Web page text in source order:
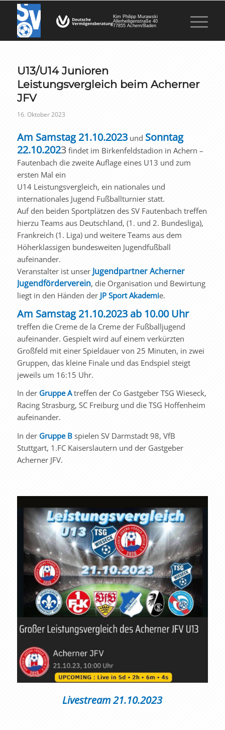
Kim Philipp Murawski
Allerheiligenstraße 40
77855 Achern/Baden
U13/U14 Junioren
Leistungsvergleich beim Acherner
JFV
16. Oktober 2023
Am Samstag 21.10.2023und Sonntag
22.10.2023findet im Birkenfeldstadion in Achern –
Fautenbach die zweite Auflage eines U13 und zum
ersten Mal ein
U14 Leistungsvergleich, ein nationales und
internationales Jugend Fußballturnier statt.
Auf den beiden Sportplätzen des SV Fautenbach treffen
hierzu Teams aus Deutschland, (1. und 2. Bundesliga),
Frankreich (1. Liga) und weitere Teams aus dem
Höherklassigen bundesweiten Jugendfußball
aufeinander.
Veranstalter ist unser Jugendpartner Acherner
Jugendförderverein, die Organisation und Bewirtung
liegt in den Händen der JP Sport Akademie.
Am Samstag 21.10.2023 ab 10.00 Uhr
treffen die Creme de la Creme der Fußballjugend
aufeinander. Gespielt wird auf einem verkürzten
Großfeld mit einer Spieldauer von 25 Minuten, in zwei
Gruppen, das kleine Finale und das Endspiel steigt
jeweils um 16:15 Uhr.
In der Gruppe Atreffen der Co Gastgeber TSG Wieseck,
Racing Strasburg, SC Freiburg und die TSG Hoffenheim
aufeinander.
In der Gruppe Bspielen SV Darmstadt 98, VfB
Stuttgart, 1.FC Kaiserslautern und der Gastgeber
Acherner JFV.
Livestream 21.10.2023